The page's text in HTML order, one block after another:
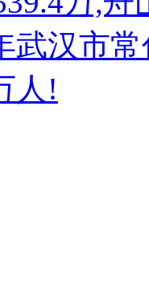
武汉市
人!